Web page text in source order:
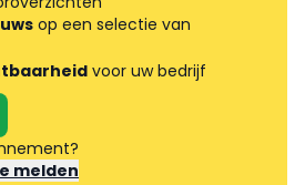
op een selectie van
voor uw bedrijf
melden